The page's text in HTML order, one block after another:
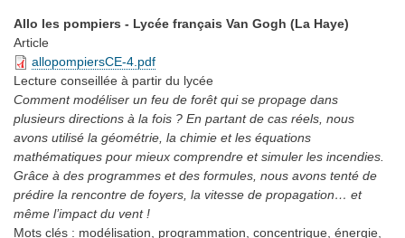
Allo les pompiers - Lycée français Van Gogh (La Haye)
Article
allopompiersCE-4.pdf
Lecture conseillée à partir du lycée
Comment modéliser un feu de forêt qui se propage dans
plusieurs directions à la fois ? En partant de cas réels, nous
avons utilisé la géométrie, la chimie et les équations
mathématiques pour mieux comprendre et simuler les incendies.
Grâce à des programmes et des formules, nous avons tenté de
prédire la rencontre de foyers, la vitesse de propagation… et
même l’impact du vent !
Mots clés : modélisation, programmation, concentrique, énergie,